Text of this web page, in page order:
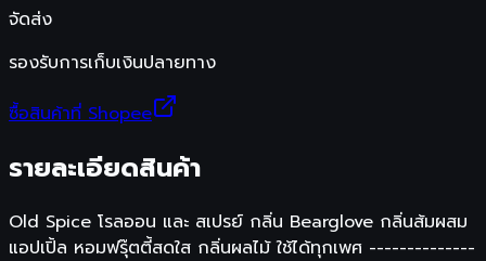
จัดส่ง
รองรับการเก็บเงินปลายทาง
ซื้อสินค้าที่ Shopee
รายละเอียดสินค้า
Old Spice โรลออน และ สเปรย์ กลิ่น Bearglove กลิ่นส้มผสม
แอปเปิ้ล หอมฟรุ๊ตตี้สดใส กลิ่นผลไม้ ใช้ได้ทุกเพศ --------------